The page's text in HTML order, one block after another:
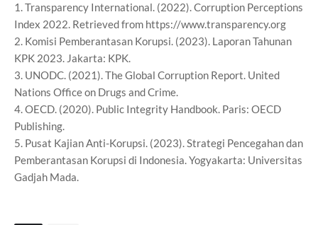
1. Transparency International. (2022). Corruption Perceptions
Index 2022. Retrieved from https://www.transparency.org
2. Komisi Pemberantasan Korupsi. (2023). Laporan Tahunan
KPK 2023. Jakarta: KPK.
3. UNODC. (2021). The Global Corruption Report. United
Nations Office on Drugs and Crime.
4. OECD. (2020). Public Integrity Handbook. Paris: OECD
Publishing.
5. Pusat Kajian Anti-Korupsi. (2023). Strategi Pencegahan dan
Pemberantasan Korupsi di Indonesia. Yogyakarta: Universitas
Gadjah Mada.